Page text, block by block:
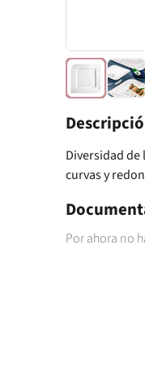
Diversidad
curvas y
Por ahora no